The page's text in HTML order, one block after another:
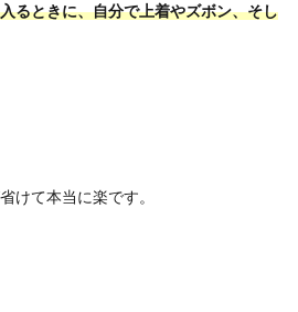
るときに、自分で上着やズボン、そし
けて本当に楽です。